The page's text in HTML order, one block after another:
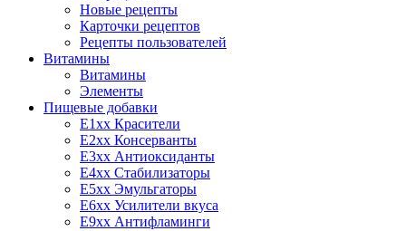
Новые рецепты
Карточки рецептов
Рецепты пользователей
Витамины
Витамины
Элементы
Пищевые добавки
E1xx Красители
E2xx Консерванты
E3xx Антиоксиданты
E4xx Стабилизаторы
E5xx Эмульгаторы
E6xx Усилители вкуса
E9xx Антифламинги